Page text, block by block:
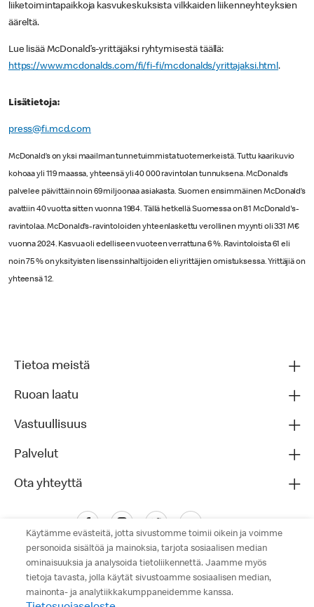
liiketoimintapaikkoja kasvukeskuksista vilkkaiden liikenneyhteyksien
ääreltä.
Lue lisää McDonald’s-yrittäjäksi ryhtymisestä täällä:
https://www.mcdonalds.com/fi/fi-fi/mcdonalds/yrittajaksi.html.
Lisätietoja:
press@fi.mcd.com
McDonald’s on yksi maailman tunnetuimmista tuotemerkeistä. Tuttu kaarikuvio
kohoaa yli 119 maassa, yhteensä yli 40 000 ravintolan tunnuksena. McDonald’s
palvelee päivittäin noin 69 miljoonaa asiakasta. Suomen ensimmäinen McDonald’s
avattiin 40 vuotta sitten vuonna 1984. Tällä hetkellä Suomessa on 81 McDonald's-
ravintolaa. McDonald’s-ravintoloiden yhteenlaskettu verollinen myynti oli 331 M€
vuonna 2024. Kasvua oli edelliseen vuoteen verrattuna 6 %. Ravintoloista 61 eli
noin 75 % on yksityisten lisenssinhaltijoiden eli yrittäjien omistuksessa. Yrittäjiä on
yhteensä 12.
Tietoa meistä
Ruoan laatu
Vastuullisuus
Palvelut
Ota yhteyttä
Käytämme evästeitä, jotta sivustomme toimii oikein ja voimme
personoida sisältöä ja mainoksia, tarjota sosiaalisen median
ominaisuuksia ja analysoida tietoliikennettä. Jaamme myös
tietoja tavasta, jolla käytät sivustoamme sosiaalisen median,
mainonta- ja analytiikkakumppaneidemme kanssa.